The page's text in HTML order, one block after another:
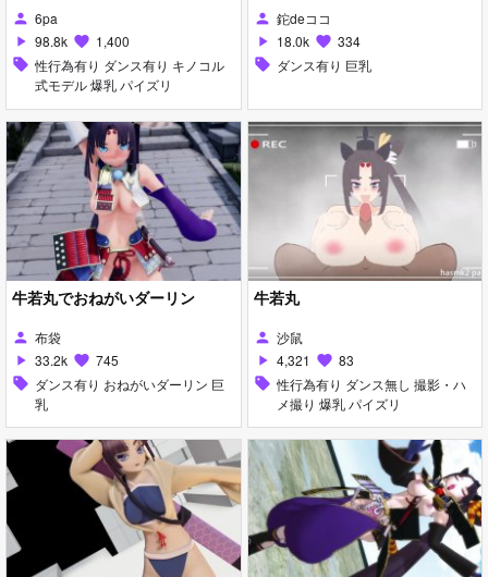
person 6pa
play_arrow 98.8k favorite 1,400
sell 性行為有り ダンス有り キノコル
式モデル 爆乳 パイズリ
person 鉈deココ
play_arrow 18.0k favorite 334
sell ダンス有り 巨乳
牛若丸でおねがいダーリン
person 布袋
play_arrow 33.2k favorite 745
sell ダンス有り おねがいダーリン 巨
乳
牛若丸
person 沙鼠
play_arrow 4,321 favorite 83
sell 性行為有り ダンス無し 撮影・ハ
メ撮り 爆乳 パイズリ